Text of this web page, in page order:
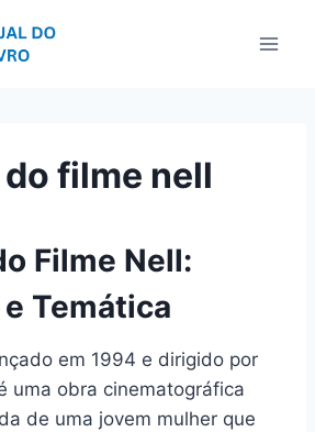
filme nell
Filme Nell:
Temática
em 1994 e dirigido por
uma obra cinematográfica
de uma jovem mulher que